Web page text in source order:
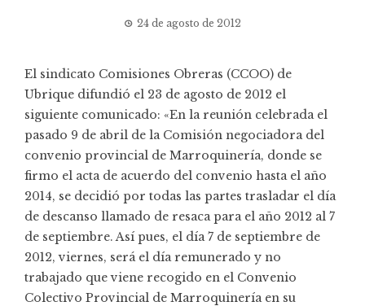
24 de agosto de 2012
El sindicato Comisiones Obreras (CCOO) de
Ubrique difundió el 23 de agosto de 2012 el
siguiente comunicado: «En la reunión celebrada el
pasado 9 de abril de la Comisión negociadora del
convenio provincial de Marroquinería, donde se
firmo el acta de acuerdo del convenio hasta el año
2014, se decidió por todas las partes trasladar el día
de descanso llamado de resaca para el año 2012 al 7
de septiembre. Así pues, el día 7 de septiembre de
2012, viernes, será el día remunerado y no
trabajado que viene recogido en el Convenio
Colectivo Provincial de Marroquinería en su